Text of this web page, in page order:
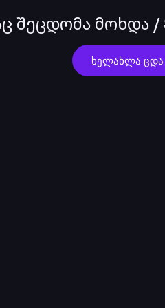
შეცდომა მოხდა /
ხელახლა ცდა